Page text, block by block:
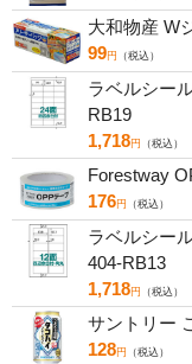
大和物産 W
99円 （税込）
ラベルシー
RB19
1,718円 （税込）
Forestway
176円 （税込）
ラベルシー
404-RB13
1,718円 （税込）
サントリー
128円 （税込）